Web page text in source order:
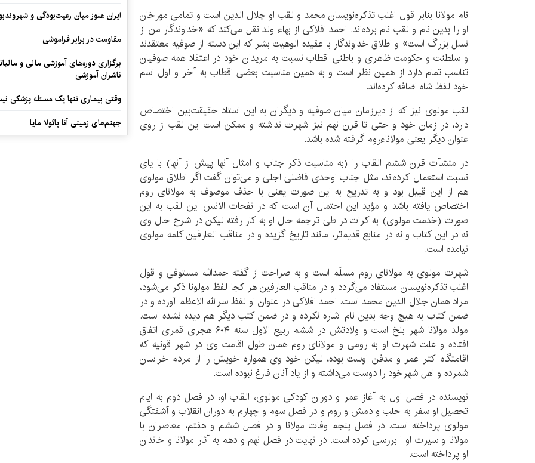
نام مولانا بنابر قول اغلب تذکره‌نویسان محمد و لقب او جلال الدین است و تمامی مورخان
او را بدین نام و لقب نام برده‌اند. احمد افلاکی از بهاء ولد نقل می‌کند که «خداوندگار من از
نسل بزرگ است» و اطلاق خداوندگار با عقیده الوهیت بشر که این دسته از صوفیه معتقدند
و سلطنت و حکومت ظاهری و باطنی اقطاب نسبت به مریدان خود در اعتقاد همه صوفیان
تناسب تمام دارد از همین نظر است و به همین مناسبت بعضی اقطاب به آخر و اول اسم
خود لفظ شاه اضافه کرده‌اند.
لقب مولوی نیز که از دیرزمان میان صوفیه و دیگران به این استاد حقیقت‌بین اختصاص
دارد، در زمان خود و حتی تا قرن نهم نیز شهرت نداشته و ممکن است این لقب از روی
عنوان دیگر یعنی مولاناءروم گرفته شده باشد.
در منشآت قرن ششم القاب را (به مناسبت ذکر جناب و امثال آنها پیش از آنها) با یای
نسبت استعمال کرده‌اند، مثل جناب اوحدی فاضلی اجلی و می‌توان گفت اگر اطلاق مولوی
هم از این قبیل بود و به تدریج به این صورت یعنی با حذف موصوف به مولانای روم
اختصاص یافته باشد و مؤید این احتمال آن است که در نفحات الانس این لقب به این
صورت (خدمت مولوی) به کرات در طی ترجمه حال او به کار رفته لیکن در شرح حال وی
نه در این کتاب و نه در منابع قدیم‌تر، مانند تاریخ گزیده و در مناقب العارفین کلمه مولوی
نیامده است.
شهرت مولوی به مولانای روم مسلّم است و به صراحت از گفته حمدالله مستوفی و قول
اغلب تذکره‌نویسان مستفاد می‌گردد و در مناقب العارفین هر کجا لفظ مولونا ذکر می‌شود،
مراد همان جلال الدین محمد است. احمد افلاکی در عنوان او لفظ سرالله الاعظم آورده و در
ضمن کتاب به هیچ وجه بدین نام اشاره نکرده و در ضمن کتب دیگر هم دیده نشده است.
مولد مولانا شهر بلخ است و ولادتش در ششم ربیع الاول سنه ۶۰۴ هجری قمری اتفاق
افتاده و علت شهرت او به رومی و مولانای روم همان طول اقامت وی در شهر قونیه که
اقامتگاه اکثر عمر و مدفن اوست بوده، لیکن خود وی همواره خویش را از مردم خراسان
شمرده و اهل شهرخود را دوست می‌داشته و از یاد آنان فارغ نبوده است.
نویسنده در فصل اول به آغاز عمر و دوران کودکی مولوی، القاب او، در فصل دوم به ایام
تحصیل او سفر به حلب و دمش و روم و در فصل سوم و چهارم به دوران انقلاب و آشفتگی
مولوی پرداخته است. در فصل پنجم وفات مولانا و در فصل ششم و هفتم، معاصران با
مولانا و سیرت او ا بررسی کرده است. در نهایت در فصل نهم و دهم به آثار مولانا و خاندان
او پرداخته است.
ایران هنوز میان رعیت‌بودگی و
مقاومت در برابر فراموشی
برگزاری دوره‌های آموزشی مالی و
ناشران آموزشی
وقتی بیماری تنها یک مسئله پزشکی
جهنم‌های زمینی آنا پائولا مایا